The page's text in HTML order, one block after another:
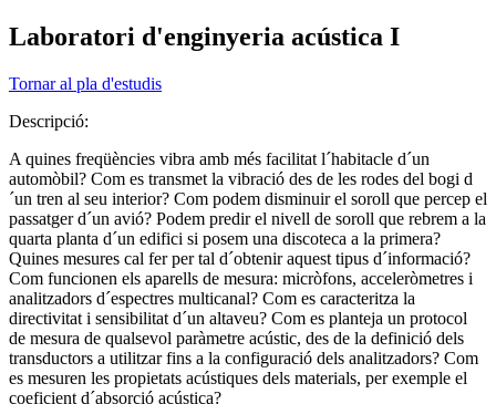
Laboratori d'enginyeria acústica I
Tornar al pla d'estudis
Descripció:
A quines freqüències vibra amb més facilitat l´habitacle d´un
automòbil? Com es transmet la vibració des de les rodes del bogi d
´un tren al seu interior? Com podem disminuir el soroll que percep el
passatger d´un avió? Podem predir el nivell de soroll que rebrem a la
quarta planta d´un edifici si posem una discoteca a la primera?
Quines mesures cal fer per tal d´obtenir aquest tipus d´informació?
Com funcionen els aparells de mesura: micròfons, acceleròmetres i
analitzadors d´espectres multicanal? Com es caracteritza la
directivitat i sensibilitat d´un altaveu? Com es planteja un protocol
de mesura de qualsevol paràmetre acústic, des de la definició dels
transductors a utilitzar fins a la configuració dels analitzadors? Com
es mesuren les propietats acústiques dels materials, per exemple el
coeficient d´absorció acústica?